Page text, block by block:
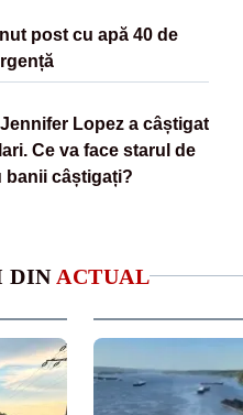
post cu apă 40 de
Lopez a câștigat
Ce va face starul de
banii câștigați?
DIN ACTUAL